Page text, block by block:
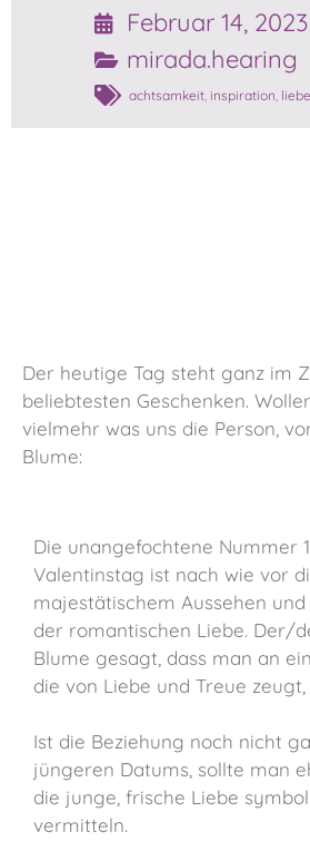
Februar 14, 2023
mirada.hearing
achtsamkeit inspiration liebe
Der heutige Tag steht ganz im
beliebtesten Geschenken.
vielmehr was uns die Person,
Blume:
Die unangefochtene Nummer
Valentinstag ist nach wie vor
majestätischem Aussehen
der romantischen Liebe. Der/
Blume gesagt, dass man an
die von Liebe und Treue
Ist die Beziehung noch nicht
jüngeren Datums, sollte man
die junge, frische Liebe
vermitteln.